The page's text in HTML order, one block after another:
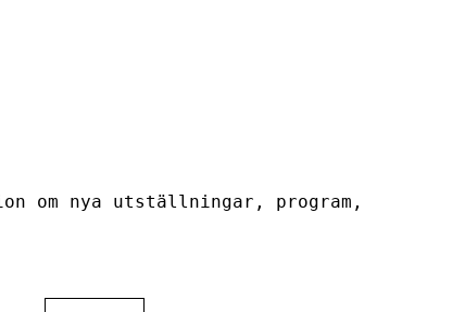
om nya utställningar, program,